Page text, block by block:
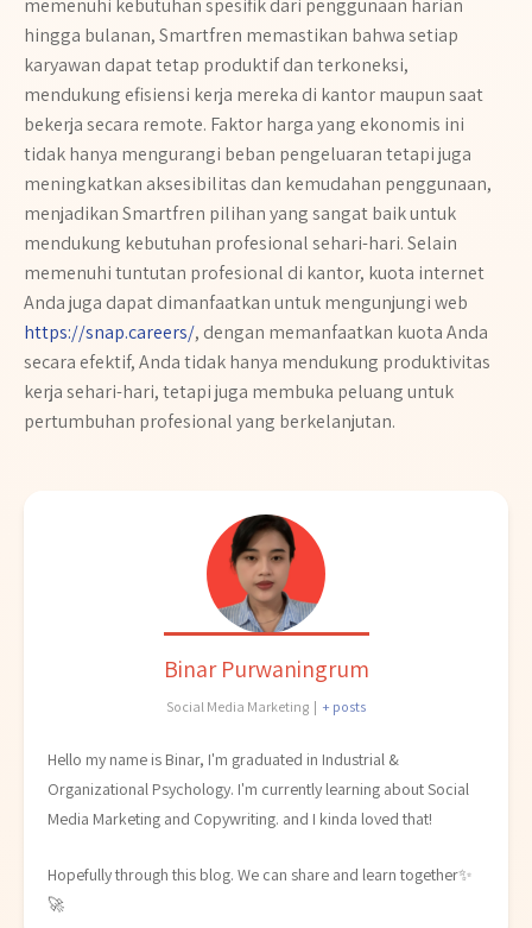
memenuhi kebutuhan spesifik dari penggunaan harian
hingga bulanan, Smartfren memastikan bahwa setiap
karyawan dapat tetap produktif dan terkoneksi,
mendukung efisiensi kerja mereka di kantor maupun saat
bekerja secara remote. Faktor harga yang ekonomis ini
tidak hanya mengurangi beban pengeluaran tetapi juga
meningkatkan aksesibilitas dan kemudahan penggunaan,
menjadikan Smartfren pilihan yang sangat baik untuk
mendukung kebutuhan profesional sehari-hari. Selain
memenuhi tuntutan profesional di kantor, kuota internet
Anda juga dapat dimanfaatkan untuk mengunjungi web
https://snap.careers/, dengan memanfaatkan kuota Anda
secara efektif, Anda tidak hanya mendukung produktivitas
kerja sehari-hari, tetapi juga membuka peluang untuk
pertumbuhan profesional yang berkelanjutan.
Binar Purwaningrum
Social Media Marketing | + posts
Hello my name is Binar, I'm graduated in Industrial &
Organizational Psychology. I'm currently learning about Social
Media Marketing and Copywriting. and I kinda loved that!
Hopefully through this blog. We can share and learn together✨
🚀